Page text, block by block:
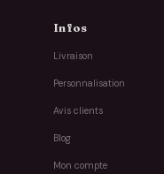
Infos
Livraison
Personnalisation
Avis clients
Blog
Mon compte